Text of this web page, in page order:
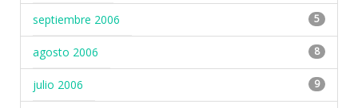
septiembre 2006 5
agosto 2006 8
julio 2006 9